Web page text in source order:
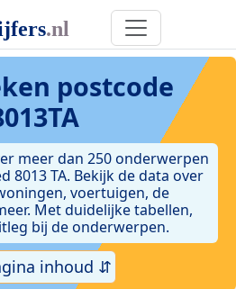
postcode
meer dan 250 onderwerpen
8013 TA. Bekijk de data over
voertuigen, de
Met duidelijke tabellen,
bij de onderwerpen.
inhoud ⇵